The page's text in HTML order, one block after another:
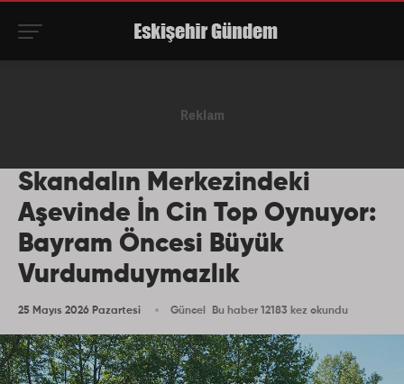
Skandalın Merkezindeki
Aşevinde İn Cin Top Oynuyor:
Bayram Öncesi Büyük
Vurdumduymazlık
25 Mayıs 2026 Pazartesi Güncel Bu haber 12183 kez okundu